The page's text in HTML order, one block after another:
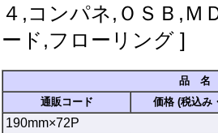
４,コンパネ,ＯＳＢ,Ｍ
ード,フローリング ]
品 名
通販コード
価格 (税込み
190mm×72P